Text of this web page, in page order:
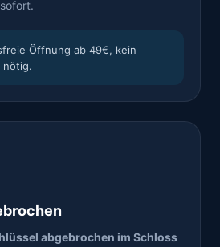
Öffnung ab 49€, kein
nötig.
abgebrochen im Schloss